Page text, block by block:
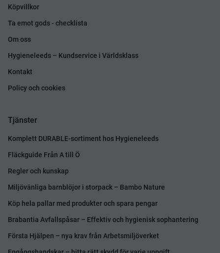
Köpvillkor
Ta emot gods - checklista
Om oss
Hygieneleeds – Kundservice i Världsklass
Kontakt
Policy och cookies
Tjänster
Komplett DURABLE-sortiment hos Hygieneleeds
Fläckguide Från A till Ö
Regler och kunskap
Miljövänliga barnblöjor i storpack – Bambo Nature
Köp hela pallar med produkter och spara pengar
Brabantia Avfallspåsar – Effektiv och hygienisk sophantering
Första Hjälpen – nya krav från Arbetsmiljöverket